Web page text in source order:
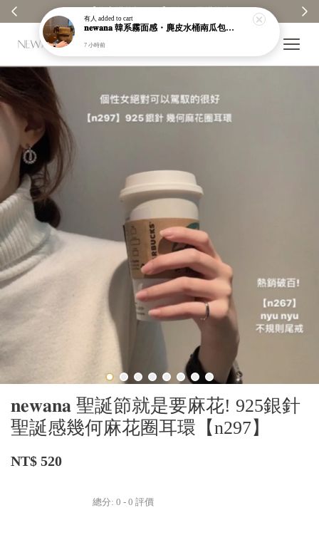
𝐧𝐞𝐰𝐚𝐧𝐚 聖誕節就是要麻花! 925銀針
聖誕感幾何麻花圈耳環【n297】
NT$ 520
總分: 0 - 0 評價
有人 added to cart
𝐧𝐞𝐰𝐚𝐧𝐚 韓系霧面感・麂皮水桶南瓜包｜通勤日常包｜高級皮革｜現貨＋預購【nk62】
7 小時前